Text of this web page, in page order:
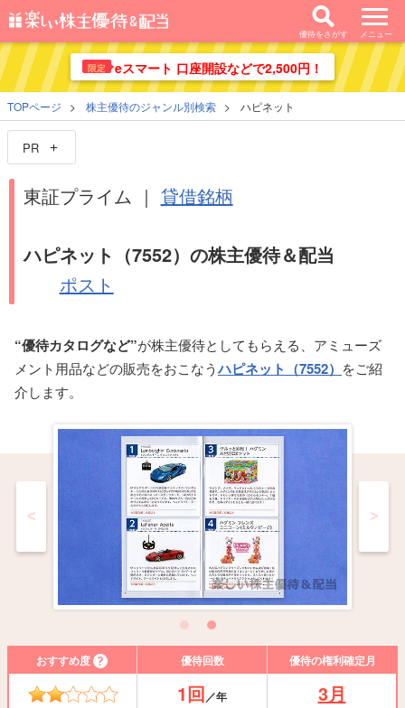
優待をさがす メニュー
限定 eスマート 口座開設などで2,500円！
TOPページ 株主優待のジャンル別検索 ハピネット
PR
東証プライム ｜ 貸借銘柄
ハピネット（7552）の株主優待＆配当
ポスト
“優待カタログなど”が株主優待としてもらえる、アミューズ
メント用品などの販売をおこなうハピネット（7552） をご紹
介します。
< >
おすすめ度 優待回数 優待の権利確定月
1回／年 3月